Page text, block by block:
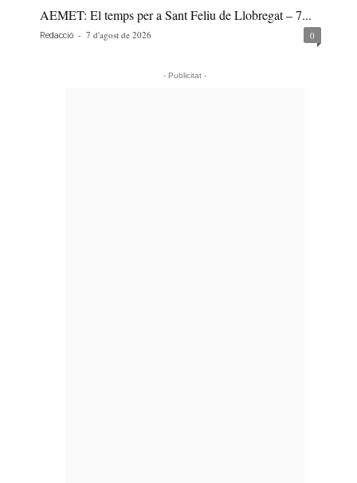
AEMET: El temps per a Sant Feliu de Llobregat – 7...
Redacció - 7 d'agost de 2026 0
- Publicitat -